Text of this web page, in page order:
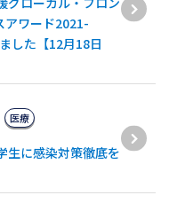
アワード2021-
した【12月18日
生に感染対策徹底を
医療